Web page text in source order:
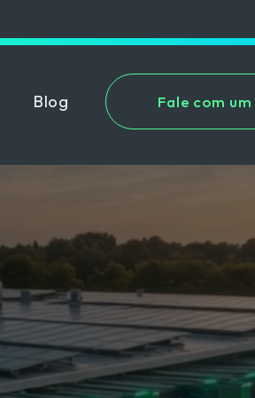
Blog Fale com